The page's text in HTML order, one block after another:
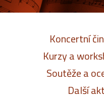
Koncertní
Kurzy a
Soutěže a
Další